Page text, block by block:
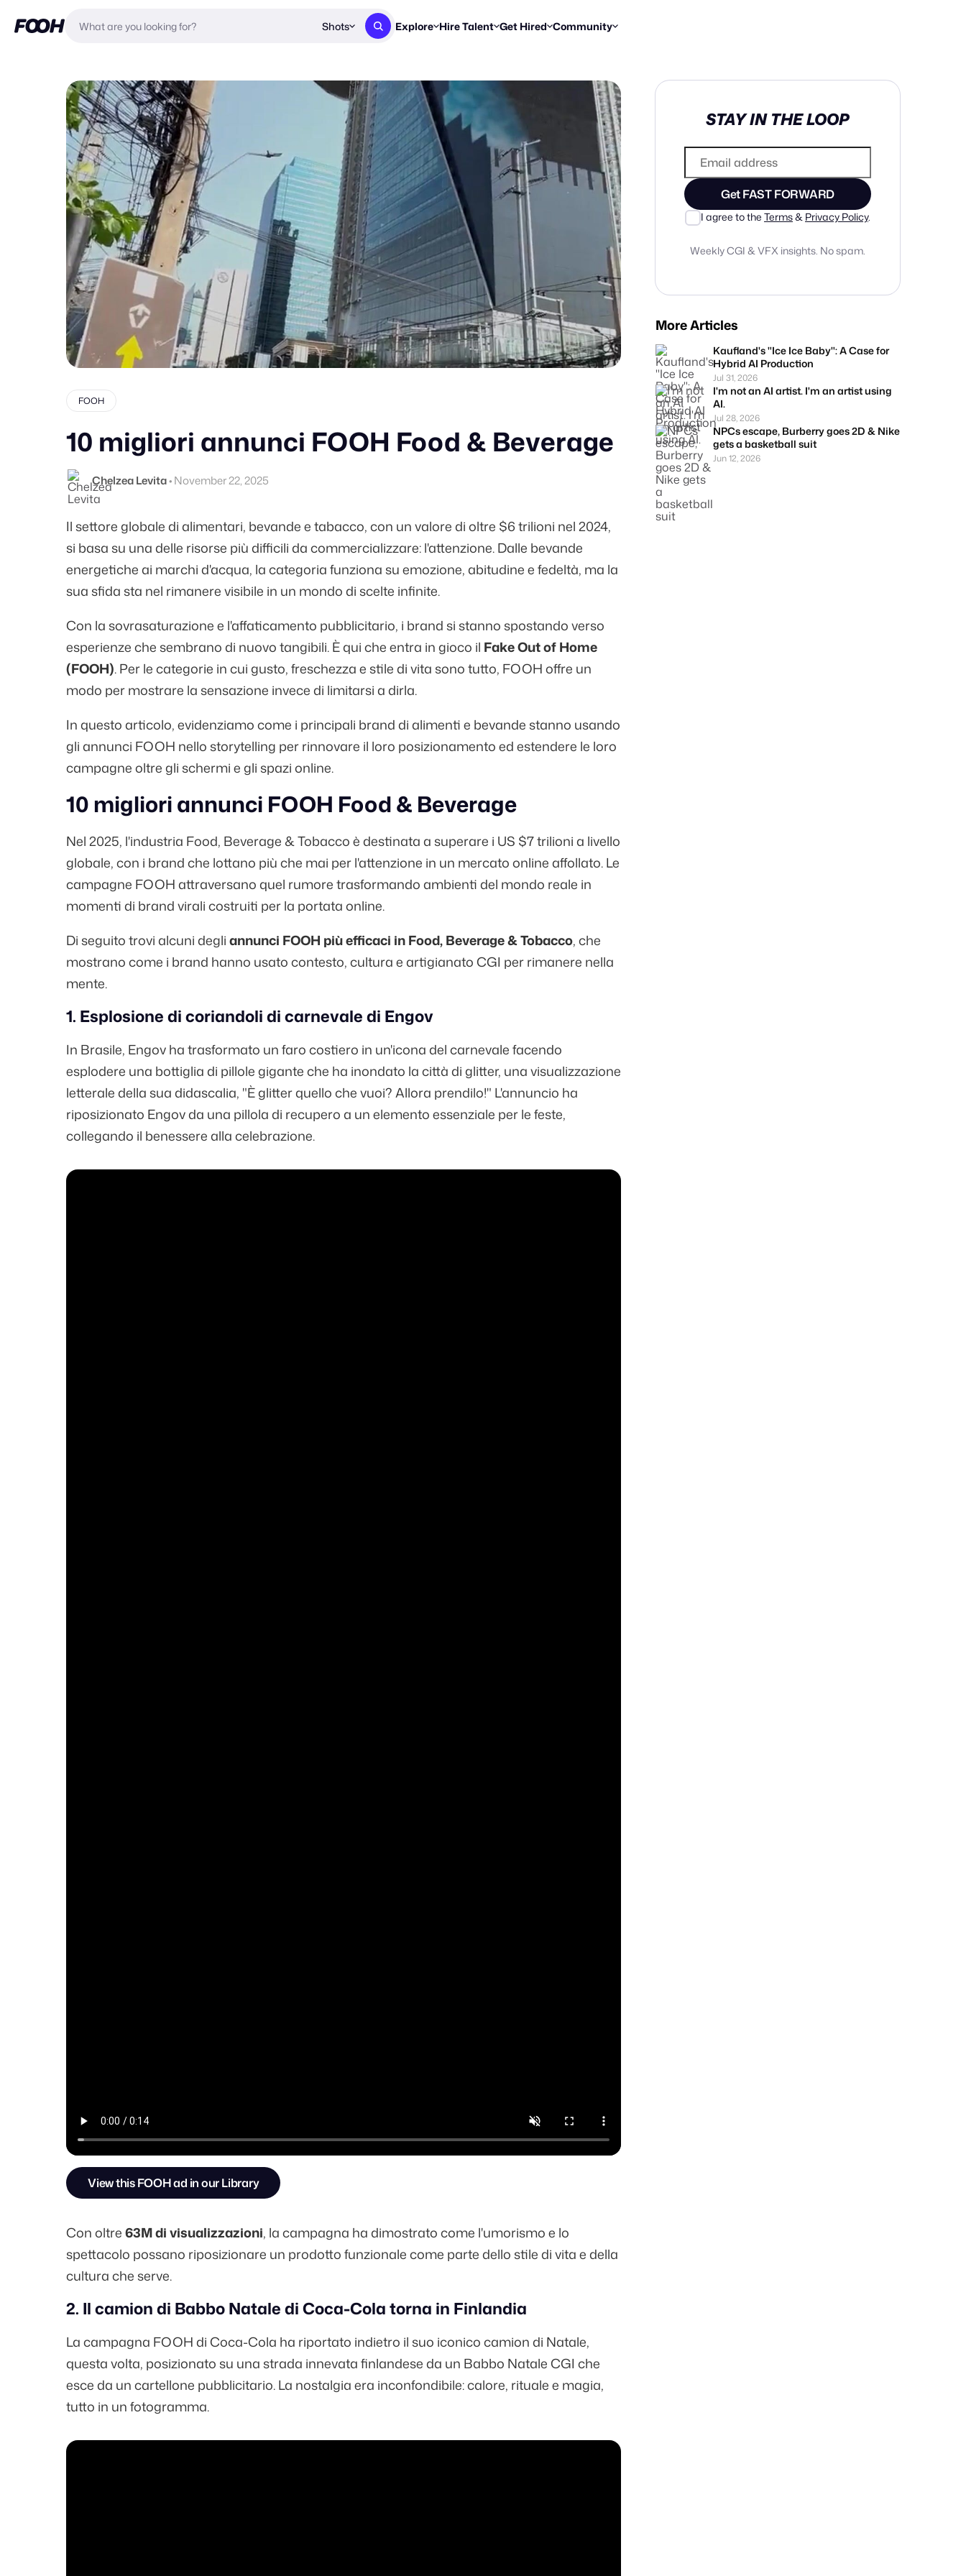
Shots Explore
Staff Picks
New & Noteworthy
Hire Talent
Browse Talent
Find & message creators directly
Concierge
We'll match you with talent
Get Hired
Find briefs & roles to pitch
Share Your Work
Get discovered by brands
FOOH Awards
Submit & win recognition
Workflows
Break down how you made a reel
Community
Enter a brief, win cash prizes
Resources
Reports, guides & tools
FOOH Awards
Past winners & the program
Blog
Trends, stories & how-tos
Instagram
Daily FOOH & CGI inspiration
FOOH
10 migliori annunci FOOH Food & Beverage
Chelzea Levita•November 22, 2025
Il settore globale di alimentari, bevande e tabacco, con un valore di oltre $6 trilioni nel 2024,
si basa su una delle risorse più difficili da commercializzare: l'attenzione. Dalle bevande
energetiche ai marchi d'acqua, la categoria funziona su emozione, abitudine e fedeltà, ma la
sua sfida sta nel rimanere visibile in un mondo di scelte infinite.
Con la sovrasaturazione e l'affaticamento pubblicitario, i brand si stanno spostando verso
esperienze che sembrano di nuovo tangibili. È qui che entra in gioco il Fake Out of Home
(FOOH). Per le categorie in cui gusto, freschezza e stile di vita sono tutto, FOOH offre un
modo per mostrare la sensazione invece di limitarsi a dirla.
In questo articolo, evidenziamo come i principali brand di alimenti e bevande stanno usando
gli annunci FOOH nello storytelling per rinnovare il loro posizionamento ed estendere le loro
campagne oltre gli schermi e gli spazi online.
10 migliori annunci FOOH Food & Beverage
Nel 2025, l'industria Food, Beverage & Tobacco è destinata a superare i US $7 trilionia livello
globale, con i brand che lottano più che mai per l'attenzione in un mercato online affollato. Le
campagne FOOH attraversano quel rumore trasformando ambienti del mondo reale in
momenti di brand virali costruiti per la portata online.
Di seguito trovi alcuni degliannunci FOOH più efficaci in Food, Beverage & Tobacco, che
mostrano come i brand hanno usato contesto, cultura e artigianato CGI per rimanere nella
mente.
1. Esplosione di coriandoli di carnevale di Engov
In Brasile, Engov ha trasformato un faro costiero in un'icona del carnevale facendo
esplodere una bottiglia di pillole gigante che ha inondato la città di glitter, una visualizzazione
letterale della sua didascalia, "È glitter quello che vuoi? Allora prendilo!" L'annuncio ha
riposizionato Engov da una pillola di recupero a un elemento essenziale per le feste,
collegando il benessere alla celebrazione.
View this FOOH ad in our Library
Con oltre63M di visualizzazioni, la campagna ha dimostrato come l'umorismo e lo
spettacolo possano riposizionare un prodotto funzionale come parte dello stile di vita e della
cultura che serve.
2. Il camion di Babbo Natale di Coca-Cola torna in Finlandia
La campagna FOOH di Coca-Cola ha riportato indietro il suo iconico camion di Natale,
questa volta, posizionato su una strada innevata finlandese da un Babbo Natale CGI che
esce da un cartellone pubblicitario. La nostalgia era inconfondibile: calore, rituale e magia,
tutto in un fotogramma.
STAY IN THE LOOP
Get FAST FORWARD
I agree to the Terms& Privacy Policy.
Weekly CGI & VFX insights. No spam.
More Articles
Kaufland's "Ice Ice Baby": A Case for
Hybrid AI Production
Jul 31, 2026
I'm not an AI artist. I'm an artist using
AI.
Jul 28, 2026
NPCs escape, Burberry goes 2D & Nike
gets a basketball suit
Jun 12, 2026